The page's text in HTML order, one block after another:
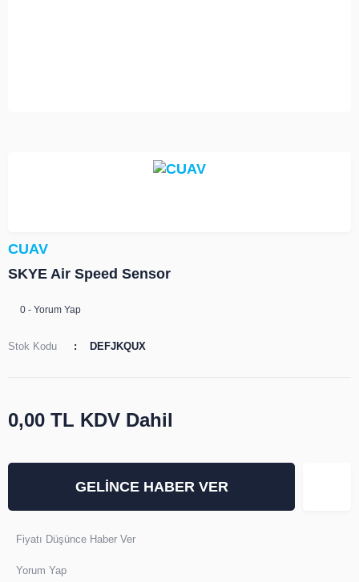
CUAV
SKYE Air Speed Sensor
0 - Yorum Yap
Stok Kodu DEFJKQUX
0,00 TL KDV Dahil
GELİNCE HABER VER
Fiyatı Düşünce Haber Ver
Yorum Yap